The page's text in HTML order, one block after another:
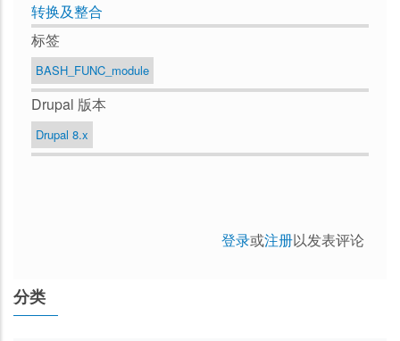
转换及整合
标签
BASH_FUNC_module
Drupal 版本
Drupal 8.x
登录或注册以发表评论
分类